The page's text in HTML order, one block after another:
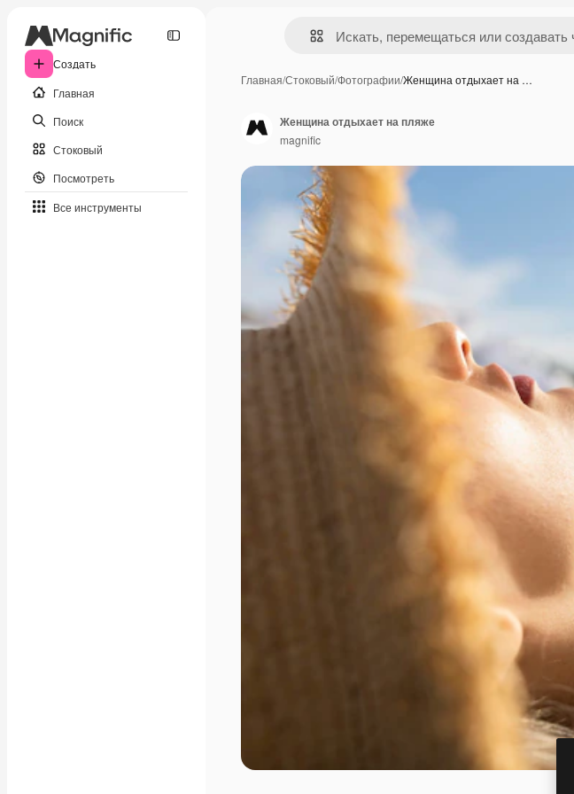
Создать
Главная
Поиск
Стоковый
Посмотреть
Все инструменты
Главная/Стоковый/Фотографии/Женщина отдыхает на …
Женщина отдыхает на пляже
magnific